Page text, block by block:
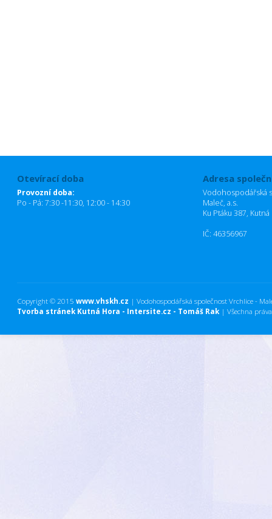
Otevírací doba
Provozní doba:
Po - Pá: 7:30 -11:30, 12:00 - 14:30
Adresa
Vodohospodářská
Maleč, a.s.
Ku Ptáku 387,
IČ: 46356967
Copyright © 2015 www.vhskh.cz | Vodohospodářská společnost Vrchlice -
Tvorba stránek Kutná Hora - Intersite.cz - Tomáš Rak | Všechna